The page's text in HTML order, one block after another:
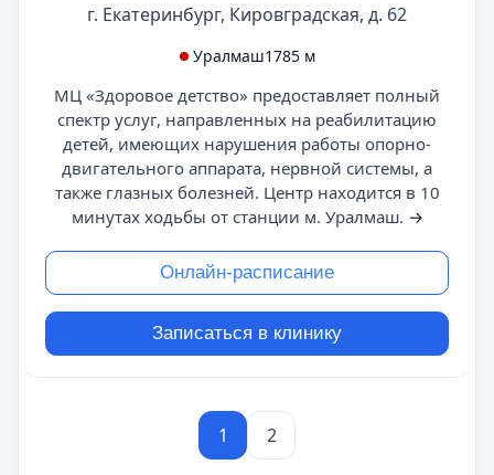
г. Екатеринбург, Кировградская, д. 62
Уралмаш1785 м
МЦ «Здоровое детство» предоставляет полный
спектр услуг, направленных на реабилитацию
детей, имеющих нарушения работы опорно-
двигательного аппарата, нервной системы, а
также глазных болезней. Центр находится в 10
минутах ходьбы от станции м. Уралмаш. →
Онлайн-расписание
Записаться в клинику
1 2